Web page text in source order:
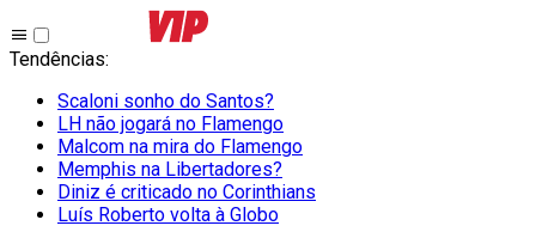
Tendências:
Scaloni sonho do Santos?
LH não jogará no Flamengo
Malcom na mira do Flamengo
Memphis na Libertadores?
Diniz é criticado no Corinthians
Luís Roberto volta à Globo